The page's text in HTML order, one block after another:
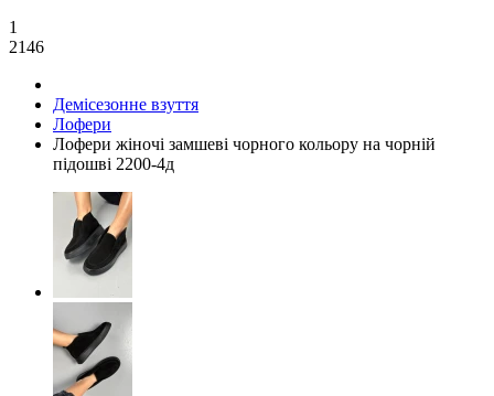
1
2146
Демісезонне взуття
Лофери
Лофери жіночі замшеві чорного кольору на чорній
підошві 2200-4д